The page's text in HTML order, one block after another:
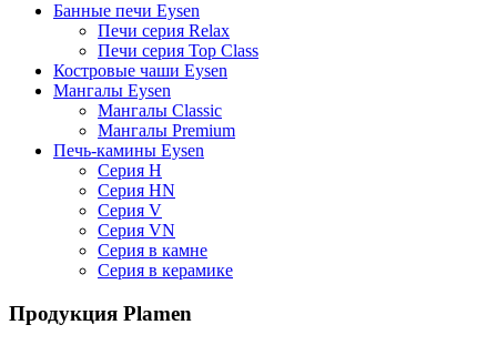
Банные печи Eysen
Печи серия Relax
Печи серия Top Class
Костровые чаши Eysen
Мангалы Eysen
Мангалы Classic
Мангалы Premium
Печь-камины Eysen
Серия H
Серия HN
Серия V
Серия VN
Серия в камне
Серия в керамике
Продукция Plamen